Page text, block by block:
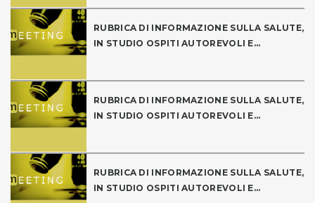
RUBRICA DI INFORMAZIONE SULLA SALUTE,
IN STUDIO OSPITI AUTOREVOLI E...
RUBRICA DI INFORMAZIONE SULLA SALUTE,
IN STUDIO OSPITI AUTOREVOLI E...
RUBRICA DI INFORMAZIONE SULLA SALUTE,
IN STUDIO OSPITI AUTOREVOLI E...